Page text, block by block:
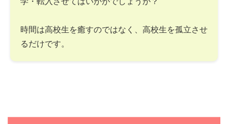
時間は高校生を癒すのではなく、高校生を孤立させ
るだけです。